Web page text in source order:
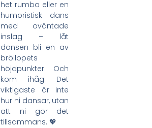
het rumba eller en
humoristisk dans
med oväntade
inslag – låt
dansen bli en av
bröllopets
höjdpunkter. Och
kom ihåg: Det
viktigaste är inte
hur ni dansar, utan
att ni gör det
tillsammans. 💖